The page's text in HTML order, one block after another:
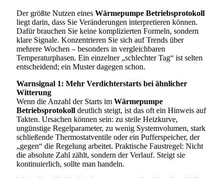
Der größte Nutzen eines Wärmepumpe Betriebsprotokoll
liegt darin, dass Sie Veränderungen interpretieren können.
Dafür brauchen Sie keine komplizierten Formeln, sondern
klare Signale. Konzentrieren Sie sich auf Trends über
mehrere Wochen – besonders in vergleichbaren
Temperaturphasen. Ein einzelner „schlechter Tag“ ist selten
entscheidend; ein Muster dagegen schon.
Warnsignal 1: Mehr Verdichterstarts bei ähnlicher
Witterung
Wenn die Anzahl der Starts im Wärmepumpe
Betriebsprotokoll deutlich steigt, ist das oft ein Hinweis auf
Takten. Ursachen können sein: zu steile Heizkurve,
ungünstige Regelparameter, zu wenig Systemvolumen, stark
schließende Thermostatventile oder ein Pufferspeicher, der
„gegen“ die Regelung arbeitet. Praktische Faustregel: Nicht
die absolute Zahl zählt, sondern der Verlauf. Steigt sie
kontinuierlich, sollte man handeln.